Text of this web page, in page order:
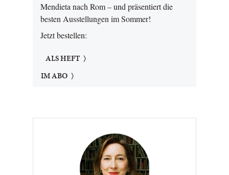
Mendieta nach Rom – und präsentiert die
besten Ausstellungen im Sommer!
Jetzt bestellen:
ALS HEFT
IM ABO